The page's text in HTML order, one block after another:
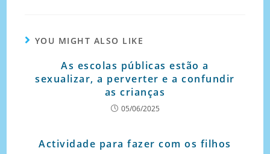
YOU MIGHT ALSO LIKE
As escolas públicas estão a
sexualizar, a perverter e a confundir
as crianças
05/06/2025
Actividade para fazer com os filhos